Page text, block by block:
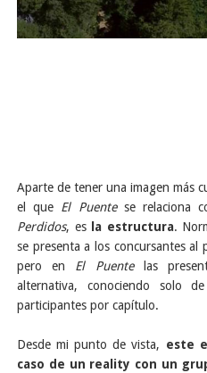
Aparte de tener una imagen más
el que El Puentese relaciona
Perdidos, esla estructura.
se presenta a los concursantes
pero en El Puentelas
alternativa, conociendo solo
participantes por capítulo.
Desde mi punto de vista, este
caso de un reality con un